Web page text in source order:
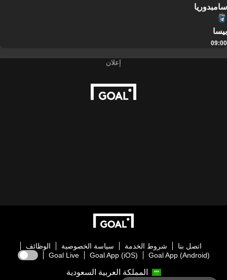
سامبدوريا
بيسا
09:00
اتصل بنا شروط الخدمة سياسة الخصوصية
الوظائف
Goal App (Android)
Goal App (iOS)
Goal Live
المملكة العربية السعودية